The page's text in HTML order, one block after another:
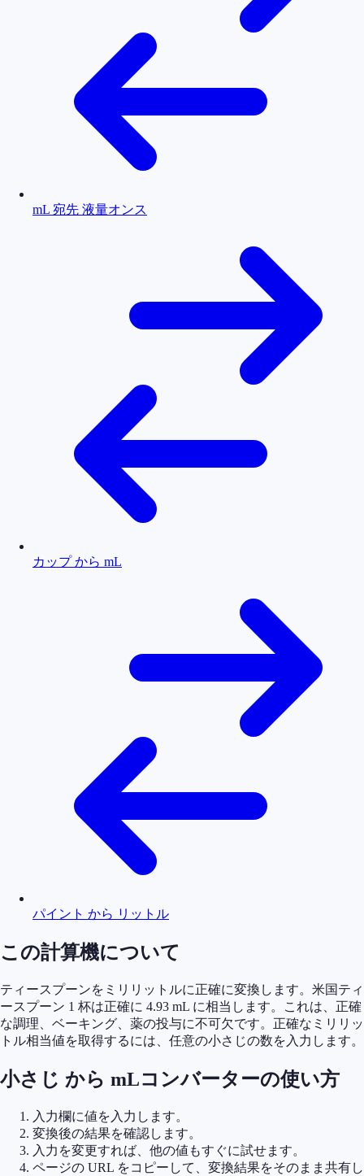
mL 宛先 液量オンス
カップ から mL
パイント から リットル
この計算機について
ティースプーンをミリリットルに正確に変換します。米国ティ
ースプーン 1 杯は正確に 4.93 mL に相当します。これは、正確
な調理、ベーキング、薬の投与に不可欠です。正確なミリリッ
トル相当値を取得するには、任意の小さじの数を入力します。
小さじ から mLコンバーターの使い方
入力欄に値を入力します。
変換後の結果を確認します。
入力を変更すれば、他の値もすぐに試せます。
ページの URL をコピーして、変換結果をそのまま共有し